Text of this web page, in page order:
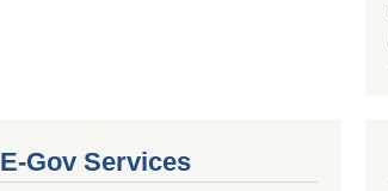
E-Gov Services